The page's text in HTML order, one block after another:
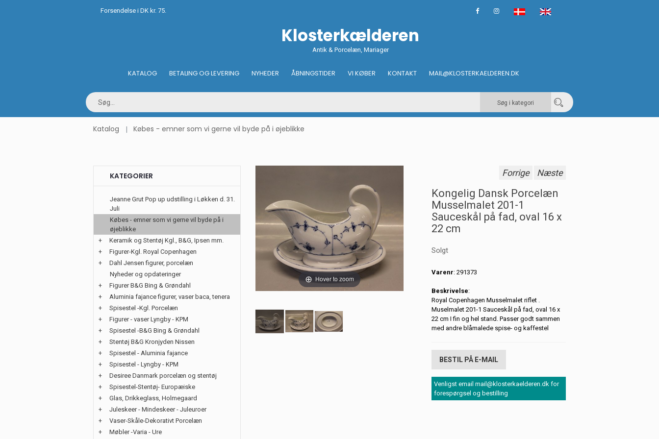
Forsendelse i DK kr. 75.
Klosterkælderen
Antik & Porcelæn, Mariager
KATALOG BETALING OG LEVERING NYHEDER ÅBNINGSTIDER VI KØBER KONTAKT MAIL@KLOSTERKAELDEREN.DK
Søg i kategori
Katalog Købes - emner som vi gerne vil byde på i øjeblikke
KATEGORIER
Jeanne Grut Pop up udstilling i Løkken d. 31.
Juli
Købes - emner som vi gerne vil byde på i
øjeblikke
+
Keramik og Stentøj Kgl., B&G, Ipsen mm.
+
Figurer-Kgl. Royal Copenhagen
+
Dahl Jensen figurer, porcelæn
Nyheder og opdateringer
+
Figurer B&G Bing & Grøndahl
+
Aluminia fajance figurer, vaser baca, tenera
+
Spisestel -Kgl. Porcelæn
+
Figurer - vaser Lyngby - KPM
+
Spisestel -B&G Bing & Grøndahl
+
Stentøj B&G Kronjyden Nissen
+
Spisestel - Aluminia fajance
+
Spisestel - Lyngby - KPM
+
Desiree Danmark porcelæn og stentøj
+
Spisestel-Stentøj- Europæiske
+
Glas, Drikkeglass, Holmegaard
+
Juleskeer - Mindeskeer - Juleuroer
+
Vaser-Skåle-Dekorativt Porcelæn
+
Møbler -Varia - Ure
Hover to zoom
Forrige Næste
Kongelig Dansk Porcelæn
Musselmalet 201-1
Sauceskål på fad, oval 16 x
22 cm
Solgt
Varenr: 291373
Beskrivelse:
Royal Copenhagen Musselmalet riflet .
Muselmalet 201-1 Sauceskål på fad, oval 16 x
22 cm I fin og hel stand. Passer godt sammen
med andre blåmalede spise- og kaffestel
BESTIL PÅ E-MAIL
Venligst email mail@klosterkaelderen.dk for
forespørgsel og bestilling